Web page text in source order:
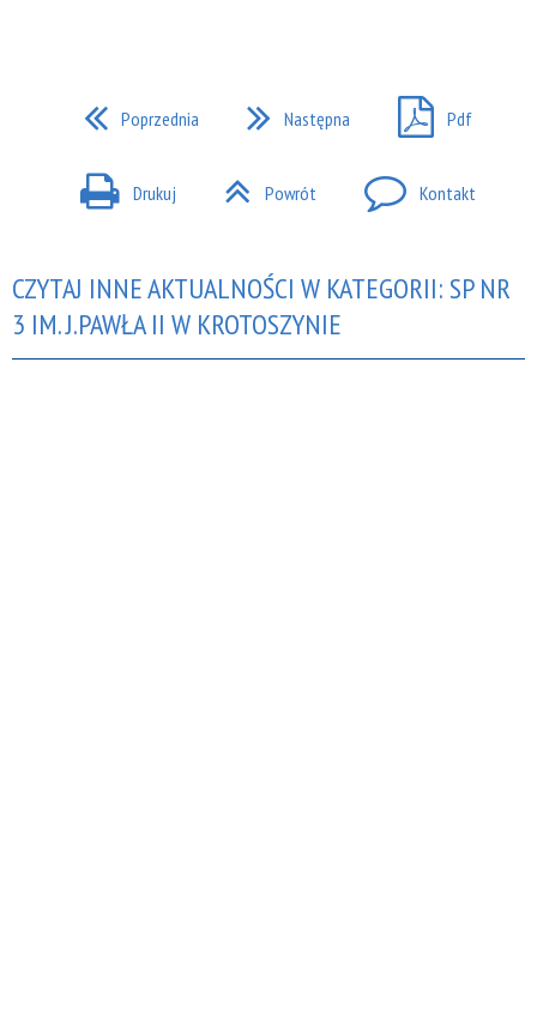
Poprzednia Następna Pdf
Drukuj Powrót Kontakt
CZYTAJ INNE AKTUALNOŚCI W KATEGORII: SP NR
3 IM. J.PAWŁA II W KROTOSZYNIE